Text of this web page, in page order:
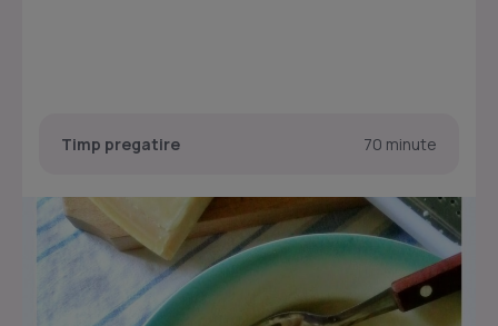
Timp pregatire 70 minute